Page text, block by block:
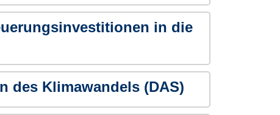
in die
des Klimawandels (DAS)